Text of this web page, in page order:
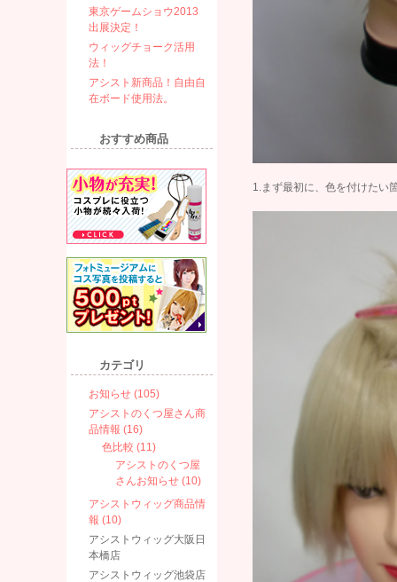
1.まず最初に、色を付けたい
東京ゲームショウ2013
出展決定！
ウィッグチョーク活用
法！
アシスト新商品！自由自
在ボード使用法。
おすすめ商品
カテゴリ
お知らせ (105)
アシストのくつ屋さん商
品情報 (16)
色比較 (11)
アシストのくつ屋
さんお知らせ (10)
アシストウィッグ商品情
報 (10)
アシストウィッグ大阪日
本橋店
アシストウィッグ池袋店